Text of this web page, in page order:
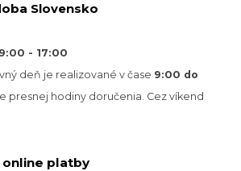
Slovensko
9:00 - 17:00
deň je realizované v čase 9:00 do
presnej hodiny doručenia. Cez víkend
online platby